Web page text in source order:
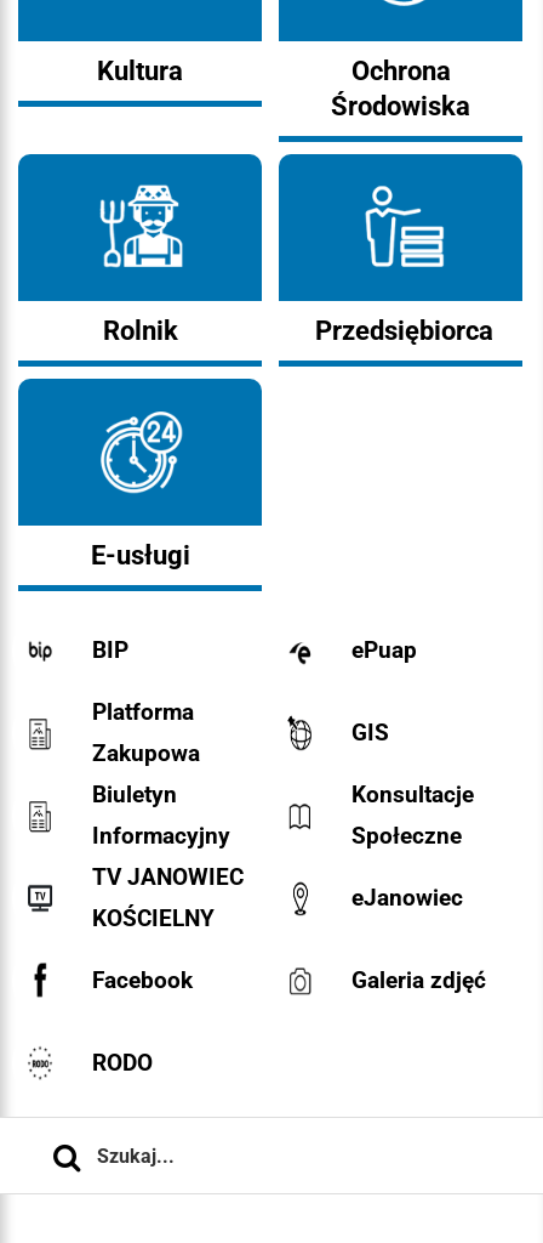
Kultura
Ochrona
Środowiska
Rolnik Przedsiębiorca
E-usługi
BIP ePuap
Platforma
Zakupowa
GIS
Biuletyn
Informacyjny
Konsultacje
Społeczne
TV JANOWIEC
KOŚCIELNY
eJanowiec
Facebook Galeria zdjęć
RODO